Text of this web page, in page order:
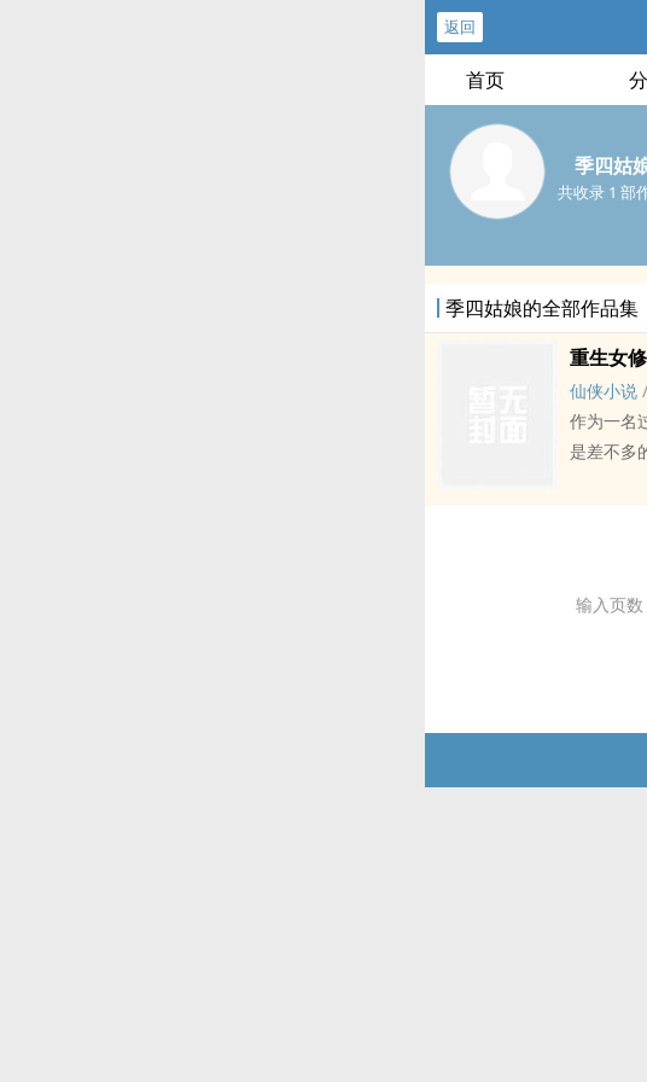
返回
首页
季四姑
共收录 1 部
季四姑娘的全部作品集
重生女
仙侠小说 /
作为一名
是差不多
输入页数